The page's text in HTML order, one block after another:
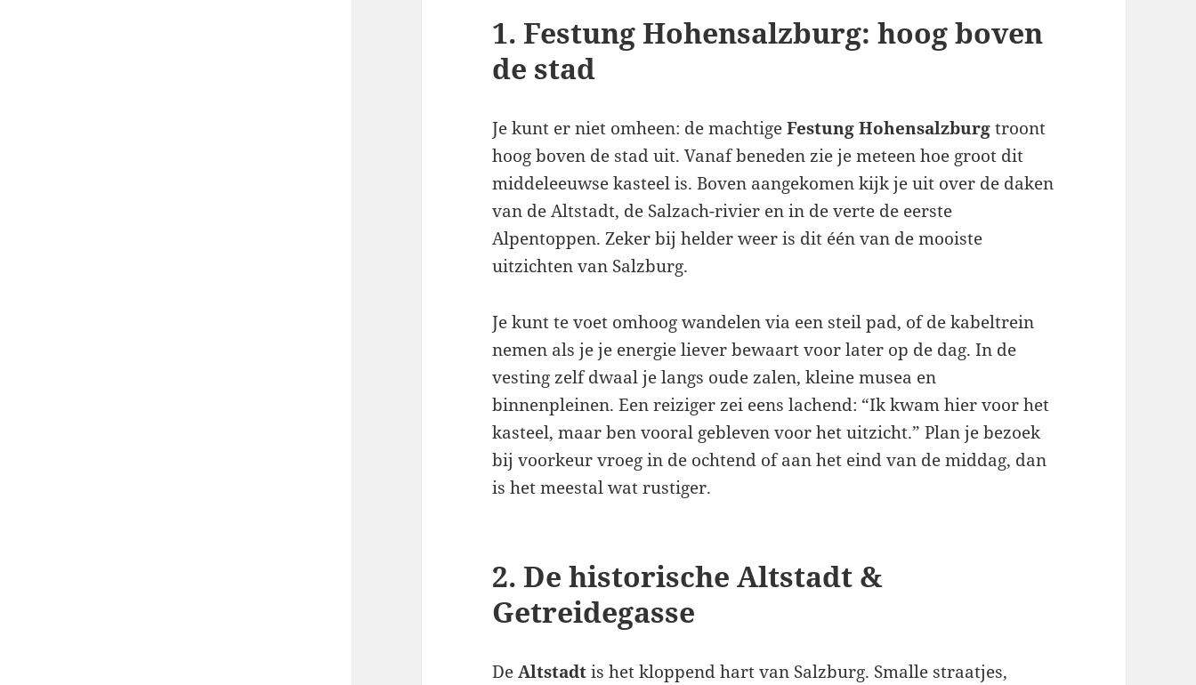
1. Festung Hohensalzburg: hoog boven
de stad
Je kunt er niet omheen: de machtigeFestung Hohensalzburgtroont
hoog boven de stad uit. Vanaf beneden zie je meteen hoe groot dit
middeleeuwse kasteel is. Boven aangekomen kijk je uit over de daken
van de Altstadt, de Salzach-rivier en in de verte de eerste
Alpentoppen. Zeker bij helder weer is dit één van de mooiste
uitzichten van Salzburg.
Je kunt te voet omhoog wandelen via een steil pad, of de kabeltrein
nemen als je je energie liever bewaart voor later op de dag. In de
vesting zelf dwaal je langs oude zalen, kleine musea en
binnenpleinen. Een reiziger zei eens lachend: “Ik kwam hier voor het
kasteel, maar ben vooral gebleven voor het uitzicht.” Plan je bezoek
bij voorkeur vroeg in de ochtend of aan het eind van de middag, dan
is het meestal wat rustiger.
2. De historische Altstadt &
Getreidegasse
DeAltstadtis het kloppend hart van Salzburg. Smalle straatjes,